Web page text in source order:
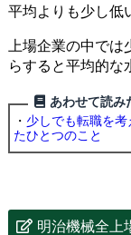
平均よりも少し低
上場企業の中で
らすると平均的な
あわせて読み
・ 少しでも転職を
たひとつのこと
明治機械全上